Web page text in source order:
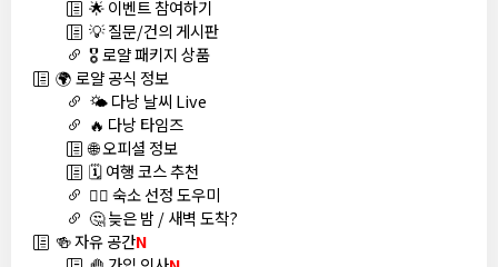
🌟 이벤트 참여하기
💡 질문/건의 게시판
🎖️ 로얄 패키지 상품
🌍 로얄 공식 정보
🌤️ 다낭 날씨 Live
🔥 다낭 타임즈
🌐 오피셜 정보
🗓️ 여행 코스 추천
🏊‍♀️ 숙소 선정 도우미
🤔 늦은 밤 / 새벽 도착?
🍻 자유 공간N